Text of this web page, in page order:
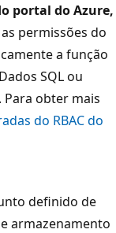
portal do Azure,
as permissões do
a função
SQL ou
Para obter mais
do RBAC do
definido de
armazenamento